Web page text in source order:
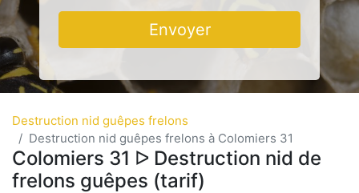
Envoyer
Destruction nid guêpes frelons
Destruction nid guêpes frelons à Colomiers 31
Colomiers 31 ᐅ Destruction nid de
frelons guêpes (tarif)